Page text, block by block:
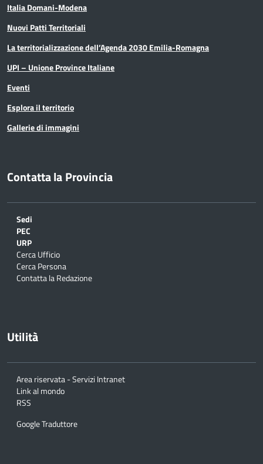
Italia Domani-Modena
Nuovi Patti Territoriali
La territorializzazione dell’Agenda 2030 Emilia-Romagna
UPI – Unione Province Italiane
Eventi
Esplora il territorio
Gallerie di immagini
Contatta la Provincia
Sedi
PEC
URP
Cerca Ufficio
Cerca Persona
Contatta la Redazione
Utilità
Area riservata - Servizi Intranet
Link al mondo
RSS
Google Traduttore